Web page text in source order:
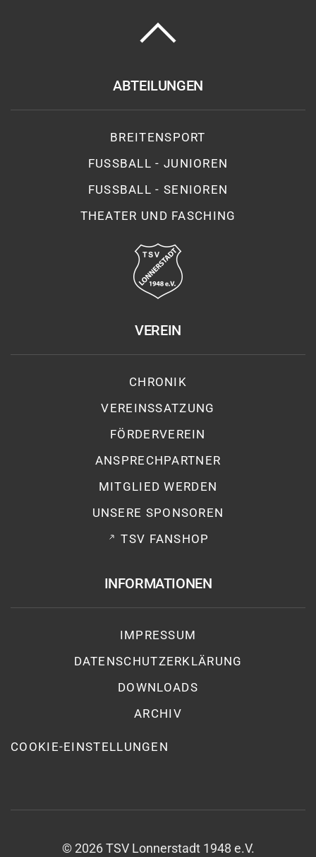
ABTEILUNGEN
BREITENSPORT
FUSSBALL - JUNIOREN
FUSSBALL - SENIOREN
THEATER UND FASCHING
VEREIN
CHRONIK
VEREINSSATZUNG
FÖRDERVEREIN
ANSPRECHPARTNER
MITGLIED WERDEN
UNSERE SPONSOREN
TSV FANSHOP
INFORMATIONEN
IMPRESSUM
DATENSCHUTZ­ERKLÄRUNG
DOWNLOADS
ARCHIV
COOKIE-EINSTELLUNGEN
© 2026TSV Lonnerstadt 1948 e.V.